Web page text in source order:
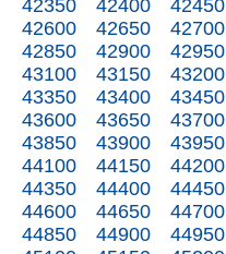
42350
42400 42450
42600
42650 42700
42850
42900 42950
43100
43150 43200
43350
43400 43450
43600
43650 43700
43850
43900 43950
44100
44150 44200
44350
44400 44450
44600
44650 44700
44850
44900 44950